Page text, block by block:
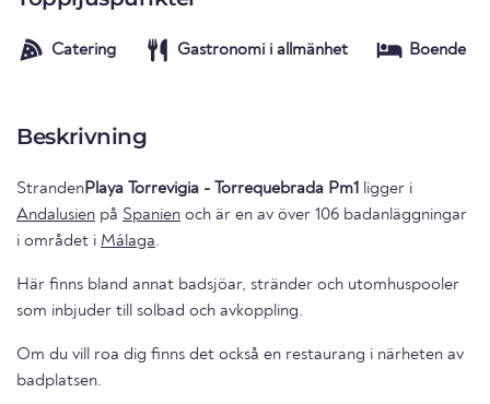
Catering Gastronomi i allmänhet Boende
Beskrivning
Stranden Playa Torrevigia - Torrequebrada Pm1 ligger i
Andalusien på Spanien och är en av över 106 badanläggningar
i området i Málaga.
Här finns bland annat badsjöar, stränder och utomhuspooler
som inbjuder till solbad och avkoppling.
Om du vill roa dig finns det också en restaurang i närheten av
badplatsen.